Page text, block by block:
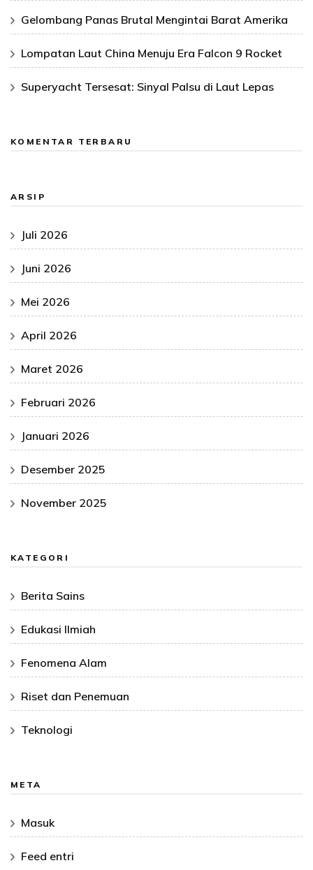
Gelombang Panas Brutal Mengintai Barat Amerika
Lompatan Laut China Menuju Era Falcon 9 Rocket
Superyacht Tersesat: Sinyal Palsu di Laut Lepas
KOMENTAR TERBARU
ARSIP
Juli 2026
Juni 2026
Mei 2026
April 2026
Maret 2026
Februari 2026
Januari 2026
Desember 2025
November 2025
KATEGORI
Berita Sains
Edukasi Ilmiah
Fenomena Alam
Riset dan Penemuan
Teknologi
META
Masuk
Feed entri